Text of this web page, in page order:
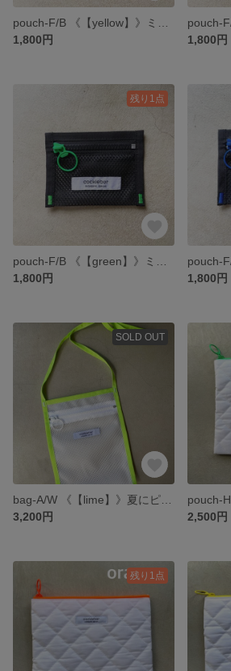
1,800円
1,800円
残り1点
1,800円
1,800円
SOLD OUT
3,200円
2,500円
残り1点